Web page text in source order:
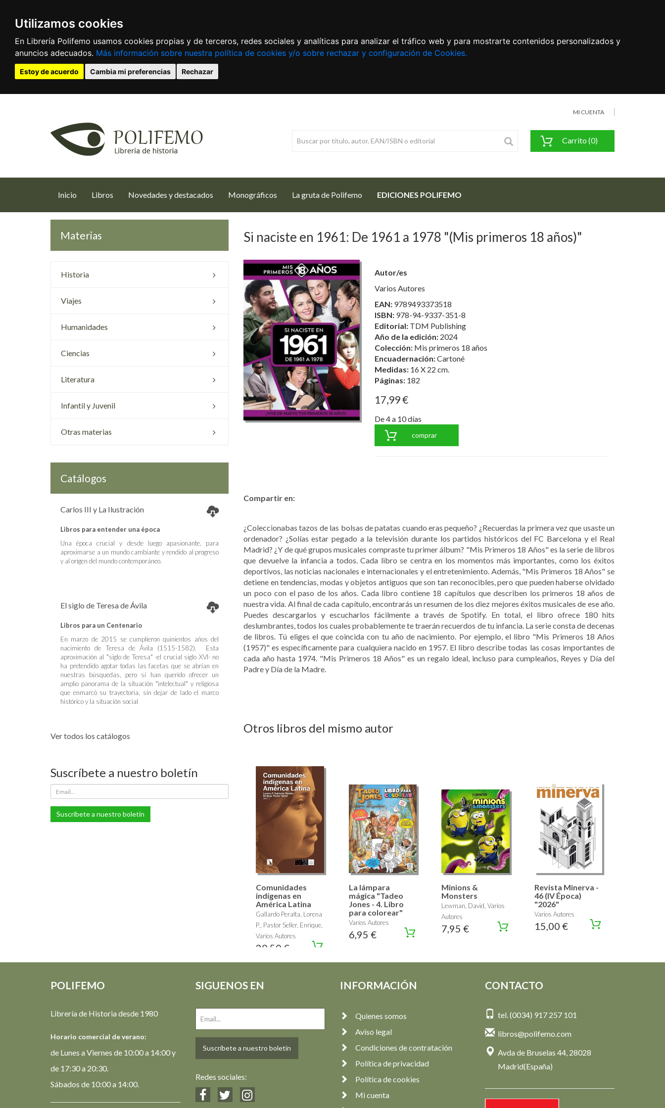
Utilizamos cookies
En Librería Polifemo usamos cookies propias y de terceros, redes sociales y analíticas para analizar el tráfico web y para mostrarte contenidos personalizados y
anuncios adecuados. Más información sobre nuestra política de cookies y/o sobre rechazar y configuración de Cookies.
Estoy de acuerdo Cambia mi preferencias Rechazar
MI CUENTA
Carrito (0)
Inicio (current)
Libros Novedades y destacados Monográficos La gruta de Polifemo EDICIONES POLIFEMO
Materias
Historia
Viajes
Humanidades
Ciencias
Literatura
Infantil y Juvenil
Otras materias
Catálogos
Carlos III y La Ilustración
Libros para entender una época
Una época crucial y desde luego apasionante, para
aproximarse a un mundo cambiante y rendido al progreso
y al origen del mundo contemporáneo.
El siglo de Teresa de Ávila
Libros para un Centenario
En marzo de 2015 se cumplieron quinientos años del
nacimiento de Teresa de Ávila (1515-1582). Esta
aproximación al "siglo de Teresa" -el crucial siglo XVI- no
ha pretendido agotar todas las facetas que se abrían en
nuestras búsquedas, pero sí han querido ofrecer un
amplio panorama de la situación "intelectual" y religiosa
que enmarcó su trayectoria, sin dejar de lado el marco
histórico y la situación social
Ver todos los catálogos
Suscríbete a nuestro boletín
Suscríbete a nuestro boletín
Si naciste en 1961: De 1961 a 1978 "(Mis primeros 18 años)"
Autor/es
Varios Autores
EAN: 9789493373518
ISBN: 978-94-9337-351-8
Editorial: TDM Publishing
Año de la edición: 2024
Colección: Mis primeros 18 años
Encuadernación:Cartoné
Medidas: 16 X 22 cm.
Páginas: 182
17,99 €
De 4 a 10 días
comprar
Compartir en:
¿Coleccionabas tazos de las bolsas de patatas cuando eras pequeño? ¿Recuerdas la primera vez que usaste un
ordenador? ¿Solías estar pegado a la televisión durante los partidos históricos del FC Barcelona y el Real
Madrid? ¿Y de qué grupos musicales compraste tu primer álbum? "Mis Primeros 18 Años" es la serie de libros
que devuelve la infancia a todos. Cada libro se centra en los momentos más importantes, como los éxitos
deportivos, las noticias nacionales e internacionales y el entretenimiento. Además, "Mis Primeros 18 Años" se
detiene en tendencias, modas y objetos antiguos que son tan reconocibles, pero que pueden haberse olvidado
un poco con el paso de los años. Cada libro contiene 18 capítulos que describen los primeros 18 años de
nuestra vida. Al final de cada capítulo, encontrarás un resumen de los diez mejores éxitos musicales de ese año.
Puedes descargarlos y escucharlos fácilmente a través de Spotify. En total, el libro ofrece 180 hits
deslumbrantes, todos los cuales probablemente te traerán recuerdos de tu infancia. La serie consta de decenas
de libros. Tú eliges el que coincida con tu año de nacimiento. Por ejemplo, el libro "Mis Primeros 18 Años
(1957)" es específicamente para cualquiera nacido en 1957. El libro describe todas las cosas importantes de
cada año hasta 1974. "Mis Primeros 18 Años" es un regalo ideal, incluso para cumpleaños, Reyes y Día del
Padre y Día de la Madre.
Otros libros del mismo autor
Comunidades
indígenas en
América Latina
Gallardo Peralta, Lorena
P., Pastor Seller, Enrique,
Varios Autores
20,50 €
La lámpara
mágica "Tadeo
Jones - 4. Libro
para colorear"
Varios Autores
6,95 €
Minions &
Monsters
Lewman, David, Varios
Autores
7,95 €
Revista Minerva -
46 (IV Época)
"2026"
Varios Autores
15,00 €
POLIFEMO
Librería de Historia desde 1980
Horario comercial de verano:
de Lunes a Viernes de 10:00 a 14:00 y
de 17:30 a 20:30.
Sábados de 10:00 a 14:00.
SIGUENOS EN
Suscríbete a nuestro boletín
Redes sociales:
INFORMACIÓN
Quienes somos
Aviso legal
Condiciones de contratación
Política de privacidad
Política de cookies
Mi cuenta
CONTACTO
tel. (0034) 917 257 101
libros@polifemo.com
Avda de Bruselas 44, 28028
Madrid(España)